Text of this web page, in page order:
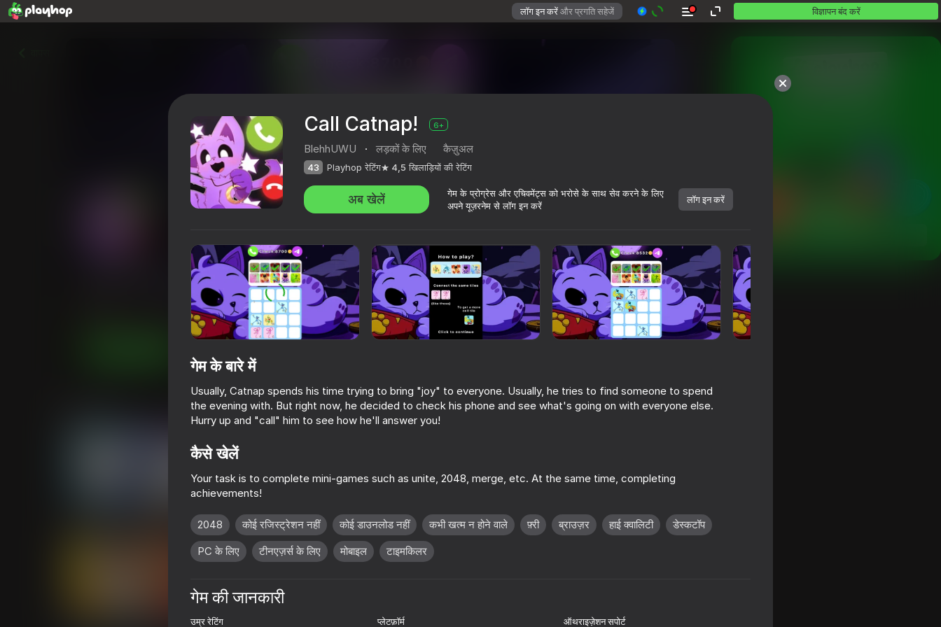
लॉग इन करेंऔर प्रगति सहेजें विज्ञापन बंद करें
4,5 खिलाड़ियों की रेटिंग 6+
कैज़ुअल BlehhUWU
60
Sprunki Phase Mustard Sprunki Retake Human New Sprunki Retake Original
Call Catnap! 6+
BlehhUWU · लड़कों के लिए कैज़ुअल
43 Playhop रेटिंग 4,5 खिलाड़ियों की रेटिंग
अब खेलें
गेम के प्रोग्रेस और एचिवमेंट्स को भरोसे के साथ सेव करने के लिए
अपने यूज़रनेम से लॉग इन करें
लॉग इन करें
गेम के बारे में
Usually, Catnap spends his time trying to bring "joy" to everyone. Usually, he tries to find someone to spend
the evening with. But right now, he decided to check his phone and see what's going on with everyone else.
Hurry up and "call" him to see how he'll answer you!
कैसे खेलें
Your task is to complete mini-games such as unite, 2048, merge, etc. At the same time, completing
achievements!
2048 कोई रजिस्ट्रेशन नहीं कोई डाउनलोड नहीं कभी खत्म न होने वाले फ़्री ब्राउज़र हाई क्वालिटी
डेस्कटॉप
PC के लिए
टीनएज़र्स के लिए मोबाइल टाइमकिलर
गेम की जानकारी
उम्र रेटिंग प्लेटफ़ॉर्म ऑथराइज़ेशन सपोर्ट